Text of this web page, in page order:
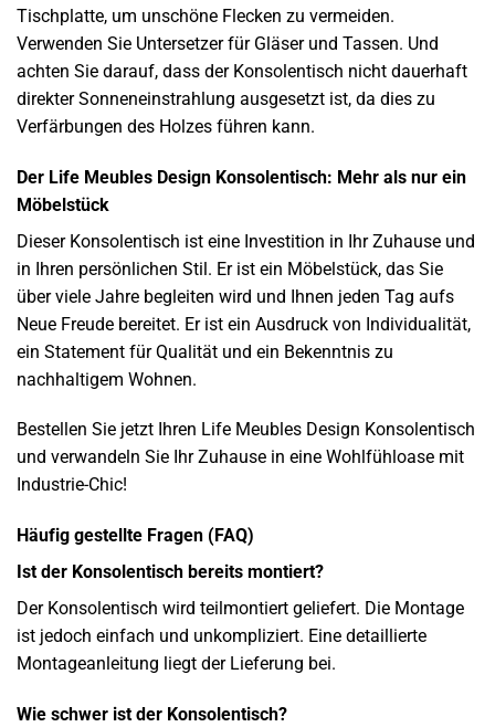
Tischplatte, um unschöne Flecken zu vermeiden.
Verwenden Sie Untersetzer für Gläser und Tassen. Und
achten Sie darauf, dass der Konsolentisch nicht dauerhaft
direkter Sonneneinstrahlung ausgesetzt ist, da dies zu
Verfärbungen des Holzes führen kann.
Der Life Meubles Design Konsolentisch: Mehr als nur ein
Möbelstück
Dieser Konsolentisch ist eine Investition in Ihr Zuhause und
in Ihren persönlichen Stil. Er ist ein Möbelstück, das Sie
über viele Jahre begleiten wird und Ihnen jeden Tag aufs
Neue Freude bereitet. Er ist ein Ausdruck von Individualität,
ein Statement für Qualität und ein Bekenntnis zu
nachhaltigem Wohnen.
Bestellen Sie jetzt Ihren Life Meubles Design Konsolentisch
und verwandeln Sie Ihr Zuhause in eine Wohlfühloase mit
Industrie-Chic!
Häufig gestellte Fragen (FAQ)
Ist der Konsolentisch bereits montiert?
Der Konsolentisch wird teilmontiert geliefert. Die Montage
ist jedoch einfach und unkompliziert. Eine detaillierte
Montageanleitung liegt der Lieferung bei.
Wie schwer ist der Konsolentisch?